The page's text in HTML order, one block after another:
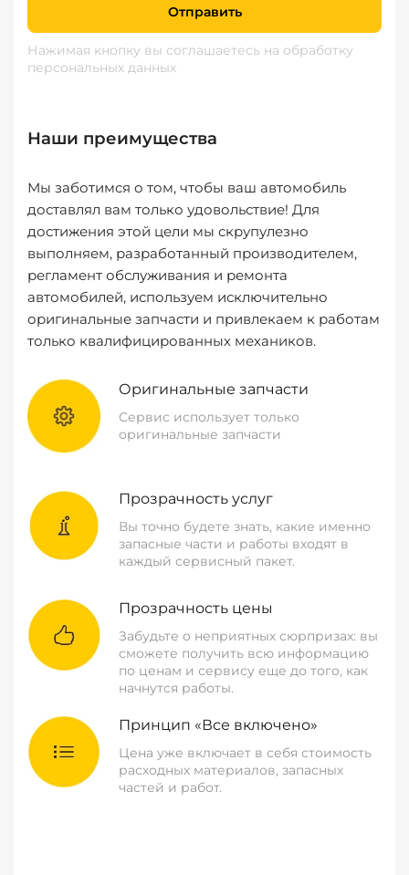
Отправить
Нажимая кнопку вы соглашаетесь на обработку
персональных данных
Наши преимущества
Мы заботимся о том, чтобы ваш автомобиль
доставлял вам только удовольствие! Для
достижения этой цели мы скрупулезно
выполняем, разработанный производителем,
регламент обслуживания и ремонта
автомобилей, используем исключительно
оригинальные запчасти и привлекаем к работам
только квалифицированных механиков.
Оригинальные запчасти
Сервис использует только
оригинальные запчасти
Прозрачность услуг
Вы точно будете знать, какие именно
запасные части и работы входят в
каждый сервисный пакет.
Прозрачность цены
Забудьте о неприятных сюрпризах: вы
сможете получить всю информацию
по ценам и сервису еще до того, как
начнутся работы.
Принцип «Все включено»
Цена уже включает в себя стоимость
расходных материалов, запасных
частей и работ.